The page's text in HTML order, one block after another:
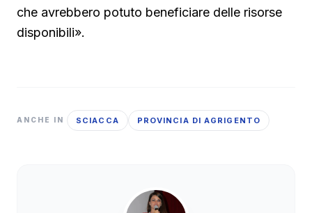
che avrebbero potuto beneficiare delle risorse
disponibili».
ANCHE IN SCIACCA PROVINCIA DI AGRIGENTO